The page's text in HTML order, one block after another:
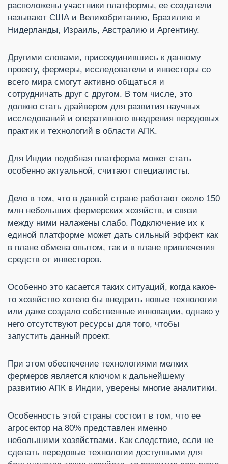
расположены участники платформы, ее создатели
называют США и Великобританию, Бразилию и
Нидерланды, Израиль, Австралию и Аргентину.
Другими словами, присоединившись к данному
проекту, фермеры, исследователи и инвесторы со
всего мира смогут активно общаться и
сотрудничать друг с другом. В том числе, это
должно стать драйвером для развития научных
исследований и оперативного внедрения передовых
практик и технологий в области АПК.
Для Индии подобная платформа может стать
особенно актуальной, считают специалисты.
Дело в том, что в данной стране работают около 150
млн небольших фермерских хозяйств, и связи
между ними налажены слабо. Подключение их к
единой платформе может дать сильный эффект как
в плане обмена опытом, так и в плане привлечения
средств от инвесторов.
Особенно это касается таких ситуаций, когда какое-
то хозяйство хотело бы внедрить новые технологии
или даже создало собственные инновации, однако у
него отсутствуют ресурсы для того, чтобы
запустить данный проект.
При этом обеспечение технологиями мелких
фермеров является ключом к дальнейшему
развитию АПК в Индии, уверены многие аналитики.
Особенность этой страны состоит в том, что ее
агросектор на 80% представлен именно
небольшими хозяйствами. Как следствие, если не
сделать передовые технологии доступными для